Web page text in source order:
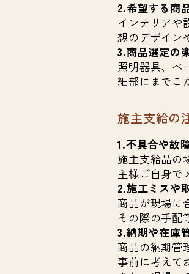
2.希望する商
インテリアや
想のデザイン
3.商品選定の
照明器具、ペ
細部にまでこ
施主支給の
1.不具合や故
施主支給品の
主様ご自身で
2.施工ミスや
商品が現場に
その際の手配
3.納期や在庫
商品の納期管
事前に考えて